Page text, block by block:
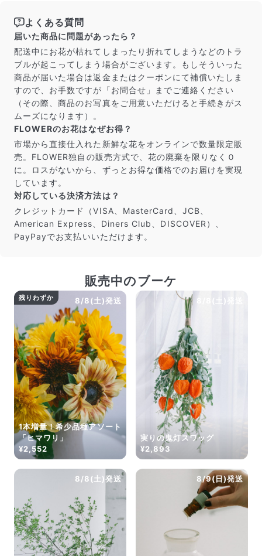
よくある質問
届いた商品に問題があったら？
配送中にお花が枯れてしまったり折れてしまうなどのトラ
ブルが起こってしまう場合がございます。もしそういった
商品が届いた場合は返金またはクーポンにて補償いたしま
すので、お手数ですが「お問合せ」までご連絡ください
（その際、商品のお写真をご用意いただけると手続きがス
ムーズになります）。
FLOWERのお花はなぜお得？
市場から直接仕入れた新鮮な花をオンラインで数量限定販
売。FLOWER独自の販売方式で、花の廃棄を限りなく０
に。ロスがないから、ずっとお得な価格でのお届けを実現
しています。
対応している決済方法は？
クレジットカード（VISA、MasterCard、JCB、
American Express、Diners Club、DISCOVER）、
PayPayでお支払いいただけます。
販売中のブーケ
8/8(土)発送
残りわずか
1本増量！希少品種アソート
「ヒマワリ」
¥2,552
8/8(土)発送
実りの鬼灯スワッグ
¥2,893
8/8(土)発送 8/9(日)発送